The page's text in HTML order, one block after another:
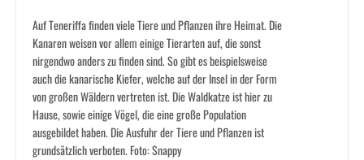
Auf Teneriffa finden viele Tiere und Pflanzen ihre Heimat. Die
Kanaren weisen vor allem einige Tierarten auf, die sonst
nirgendwo anders zu finden sind. So gibt es beispielsweise
auch die kanarische Kiefer, welche auf der Insel in der Form
von großen Wäldern vertreten ist. Die Waldkatze ist hier zu
Hause, sowie einige Vögel, die eine große Population
ausgebildet haben. Die Ausfuhr der Tiere und Pflanzen ist
grundsätzlich verboten. Foto: Snappy